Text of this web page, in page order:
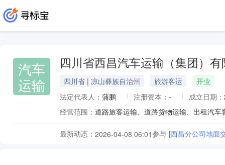
汽车
运输
四川省西昌汽车运输（集团）
四川省 | 凉山彝族自治州 旅游客运
开业
法定代表人： 蒲鹏 注册资本： - 成立日期：
经营范围：
最新动态： 2026-04-08 06:01参与 [西昌分公司地面